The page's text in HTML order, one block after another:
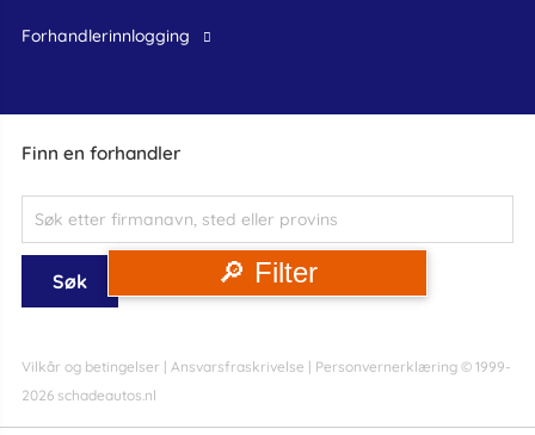
🔎 Filter
Finn en forhandler
Vilkår og betingelser | Ansvarsfraskrivelse | Personvernerklæring© 1999-
2026 schadeautos.nl
forhandlerinnlogging